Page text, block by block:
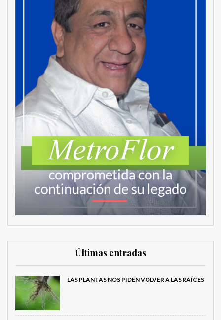
Últimas entradas
LAS PLANTAS NOS PIDEN VOLVER A LAS RAÍCES